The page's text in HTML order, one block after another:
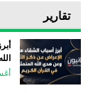
تقارير